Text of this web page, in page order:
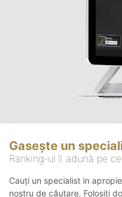
Gasește un
Ranking-ul îi adună pe
Cauți un specialist in
nostru de căutare. Folosiți